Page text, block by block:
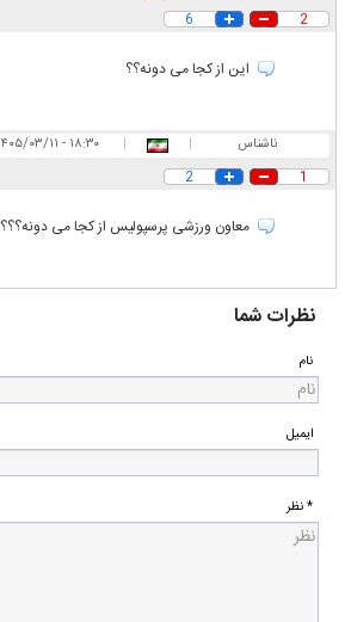
2
6
این از کجا می دونه؟؟
ناشناس |
|
۱۸:۳۰ - ۱۴۰۵/۰۳/۱۱
1
2
معاون ورزشی پرسپولیس از کجا می دونه؟؟؟
نظرات شما
نام
ایمیل
* نظر